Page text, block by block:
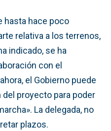
hasta hace poco
relativa a los terrenos,
indicado, se ha
con el
el Gobierno puede
proyecto para poder
La delegada, no
plazos.